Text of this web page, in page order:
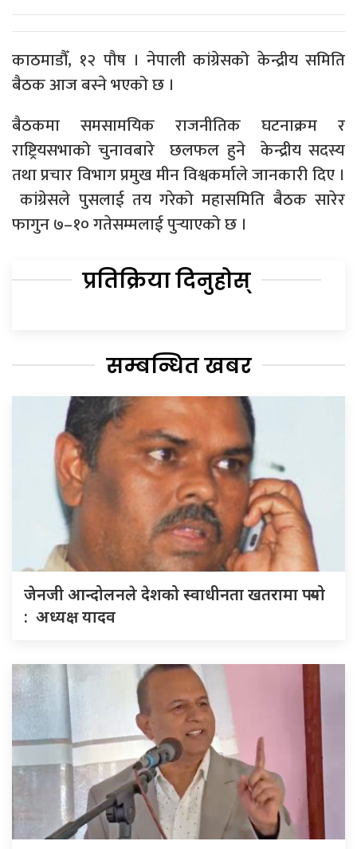
काठमाडौँ, १२ पौष । नेपाली कांग्रेसको केन्द्रीय समिति
बैठक आज बस्ने भएको छ ।
बैठकमा समसामयिक राजनीतिक घटनाक्रम र
राष्ट्रियसभाको चुनावबारे छलफल हुने केन्द्रीय सदस्य
तथा प्रचार विभाग प्रमुख मीन विश्वकर्माले जानकारी दिए ।
कांग्रेसले पुसलाई तय गरेको महासमिति बैठक सारेर
फागुन ७–१० गतेसम्मलाई पुर्‍याएको छ ।
प्रतिक्रिया दिनुहोस्
सम्बन्धित खबर
जेनजी आन्दोलनले देशको स्वाधीनता खतरामा पर्‍यो
: अध्यक्ष यादव